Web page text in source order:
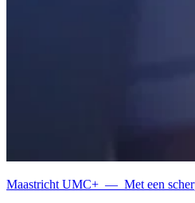
Maastricht UMC+ — Met een